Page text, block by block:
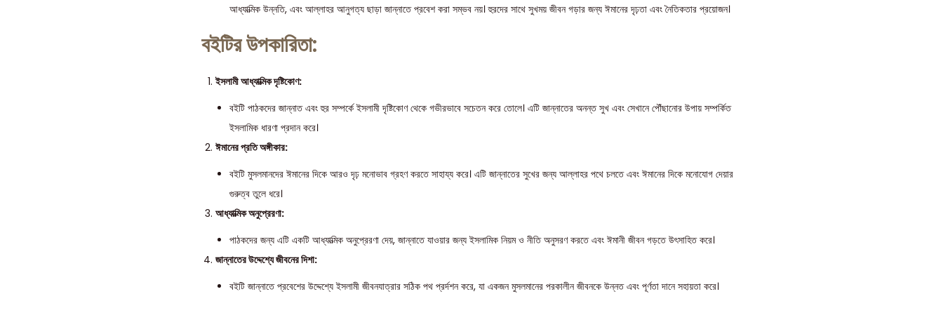
আধ্যাত্মিক উন্নতি, এবং আল্লাহর আনুগত্য ছাড়া জান্নাতে প্রবেশ করা সম্ভব নয়। হুরদের সাথে সুখময় জীবন গড়ার জন্য ঈমানের দৃঢ়তা এবং নৈতিকতার প্রয়োজন।
বইটির উপকারিতা:
ইসলামী আধ্যাত্মিক দৃষ্টিকোণ:
বইটি পাঠকদের জান্নাত এবং হুর সম্পর্কে ইসলামী দৃষ্টিকোণ থেকে গভীরভাবে সচেতন করে তোলে। এটি জান্নাতের অনন্ত সুখ এবং সেখানে পৌঁছানোর উপায় সম্পর্কিত
ইসলামিক ধারণা প্রদান করে।
ঈমানের প্রতি অঙ্গীকার:
বইটি মুসলমানদের ঈমানের দিকে আরও দৃঢ় মনোভাব গ্রহণ করতে সাহায্য করে। এটি জান্নাতের সুখের জন্য আল্লাহর পথে চলতে এবং ঈমানের দিকে মনোযোগ দেয়ার
গুরুত্ব তুলে ধরে।
আধ্যাত্মিক অনুপ্রেরণা:
পাঠকদের জন্য এটি একটি আধ্যাত্মিক অনুপ্রেরণা দেয়, জান্নাতে যাওয়ার জন্য ইসলামিক নিয়ম ও নীতি অনুসরণ করতে এবং ঈমানী জীবন গড়তে উৎসাহিত করে।
জান্নাতের উদ্দেশ্যে জীবনের দিশা:
বইটি জান্নাতে প্রবেশের উদ্দেশ্যে ইসলামী জীবনযাত্রার সঠিক পথ প্রর্দশন করে, যা একজন মুসলমানের পরকালীন জীবনকে উন্নত এবং পূর্ণতা দানে সহায়তা করে।